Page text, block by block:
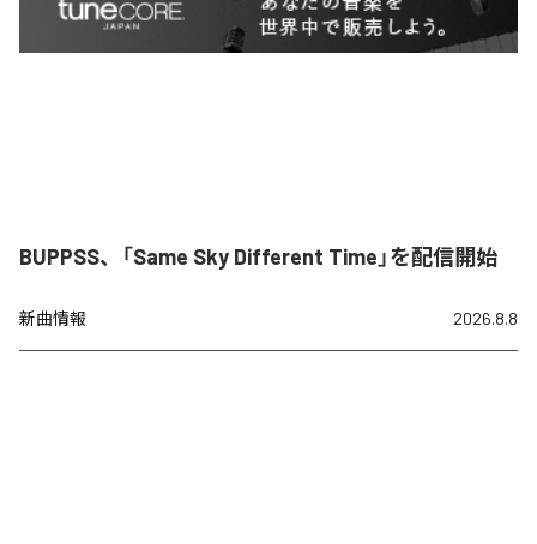
BUPPSS、「Same Sky Different Time」を配信開始
新曲情報 2026.8.8